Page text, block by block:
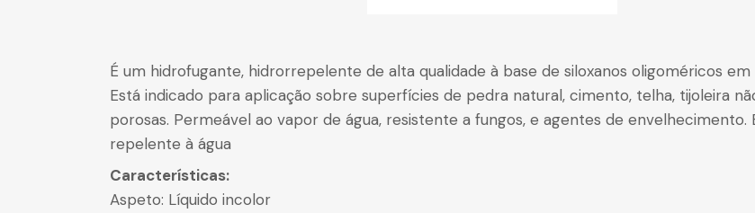
É um hidrofugante, hidrorrepelente de alta qualidade à base de siloxanos oligoméricos
Está indicado para aplicação sobre superfícies de pedra natural, cimento, telha, tijoleira
porosas. Permeável ao vapor de água, resistente a fungos, e agentes de
repelente à água
Características:
Aspeto: Líquido incolor